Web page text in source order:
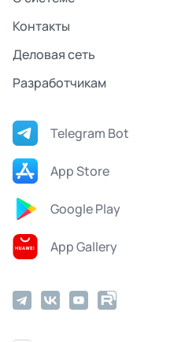
Контакты
Деловая сеть
Разработчикам
Telegram Bot
App Store
Google Play
App Gallery